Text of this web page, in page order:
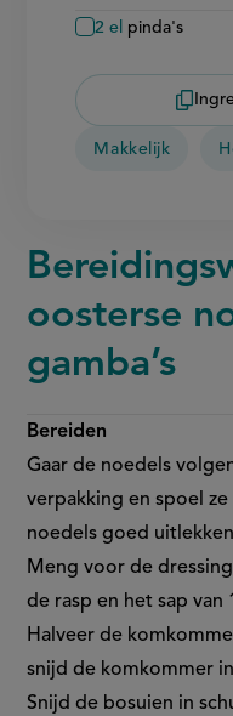
2 el pinda's
Makkelijk
oosterse
gamba’s
Bereiden
Gaar de noedels
verpakking en spoel
noedels goed
Meng voor de
de rasp en het sap
Halveer de
snijd de komkommer
Snijd de bosuien in